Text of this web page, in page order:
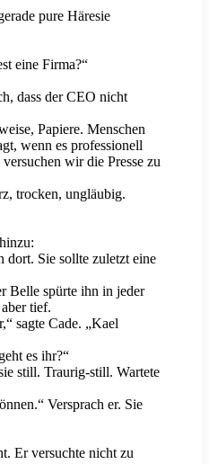
pure Häresie
eine Firma?“
dass der CEO nicht
Papiere. Menschen
wenn es professionell
wir die Presse zu
trocken, ungläubig.
dort. Sie sollte zuletzt eine
Belle spürte ihn in jeder
tief.
sagte Cade. „Kael
es ihr?“
still. Traurig-still. Wartete
Versprach er. Sie
Er versuchte nicht zu